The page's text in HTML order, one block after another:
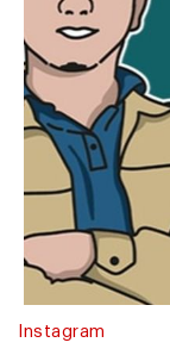
Instagram